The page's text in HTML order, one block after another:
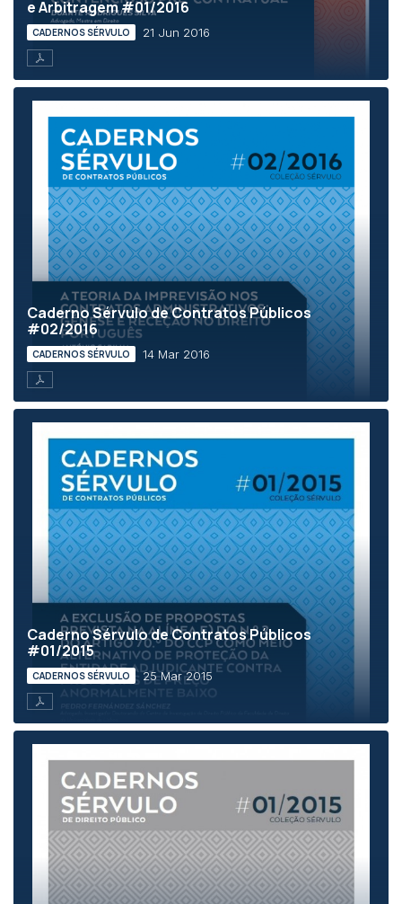
e Arbitragem #01/2016
CADERNOS SÉRVULO 21 Jun 2016
Caderno Sérvulo de Contratos Públicos
#02/2016
CADERNOS SÉRVULO 14 Mar 2016
Caderno Sérvulo de Contratos Públicos
#01/2015
CADERNOS SÉRVULO 25 Mar 2015